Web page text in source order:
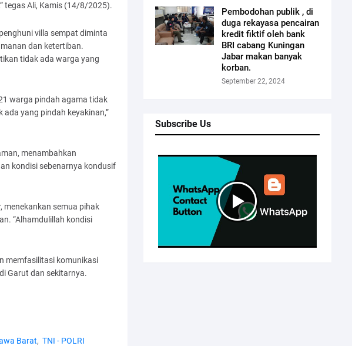
tegas Ali, Kamis (14/8/2025).
villa sempat diminta
dan ketertiban.
tidak ada warga yang
warga pindah agama tidak
ada yang pindah keyakinan,”
menambahkan
kondisi sebenarnya kondusif
menekankan semua pihak
“Alhamdulillah kondisi
memfasilitasi komunikasi
Garut dan sekitarnya.
Barat TNI - POLRI
Pembodohan publik , di
duga rekayasa pencairan
kredit fiktif oleh bank
BRI cabang Kuningan
Jabar makan banyak
korban.
September 22, 2024
Subscribe Us